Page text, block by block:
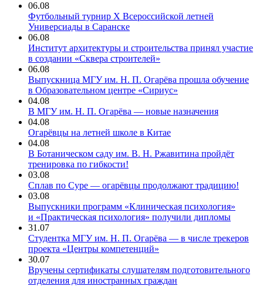
06.08
Футбольный турнир X Всероссийской летней
Универсиады в Саранске
06.08
Институт архитектуры и строительства принял участие
в создании «Сквера строителей»
06.08
Выпускница МГУ им. Н. П. Огарёва прошла обучение
в Образовательном центре «Сириус»
04.08
В МГУ им. Н. П. Огарёва — новые назначения
04.08
Огарёвцы на летней школе в Китае
04.08
В Ботаническом саду им. В. Н. Ржавитина пройдёт
тренировка по гибкости!
03.08
Сплав по Суре — огарёвцы продолжают традицию!
03.08
Выпускники программ «Клиническая психология»
и «Практическая психология» получили дипломы
31.07
Студентка МГУ им. Н. П. Огарёва — в числе трекеров
проекта «Центры компетенций»
30.07
Вручены сертификаты слушателям подготовительного
отделения для иностранных граждан